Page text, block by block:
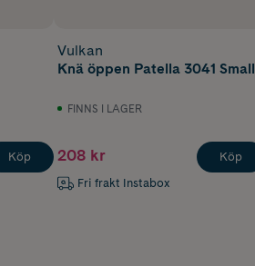
Köp
Vulkan
Knä öppen Patella 3041 Small
FINNS I LAGER
208 kr
Fri frakt Instabox
Köp